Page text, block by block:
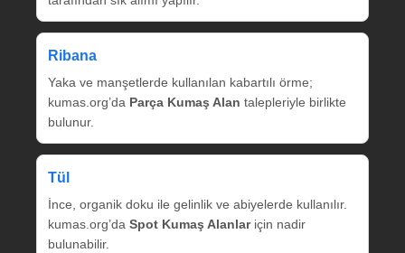
Ribana
Yaka ve manşetlerde kullanılan kabartılı örme;
kumas.org’da Parça Kumaş Alan talepleriyle birlikte
bulunur.
Tül
İnce, organik doku ile gelinlik ve abiyelerde kullanılır.
kumas.org’da Spot Kumaş Alanlariçin nadir
bulunabilir.